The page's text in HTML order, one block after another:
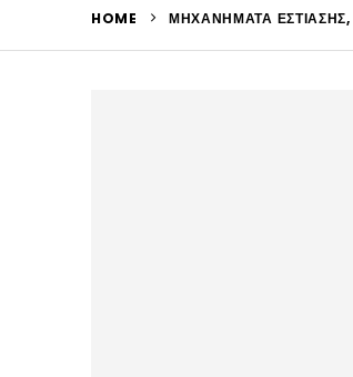
HOME ΜΗΧΑΝΉΜΑΤΑ ΕΣΤΊΑΣΗΣ,